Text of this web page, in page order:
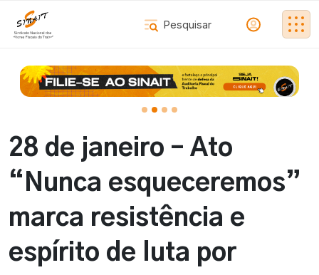
28 de janeiro – Ato
“Nunca esqueceremos”
marca resistência e
espírito de luta por